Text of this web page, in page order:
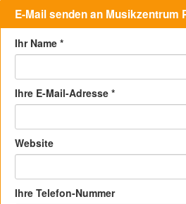
E-Mail senden an Musikzentrum
Ihr Name *
Ihre E-Mail-Adresse *
Website
Ihre Telefon-Nummer